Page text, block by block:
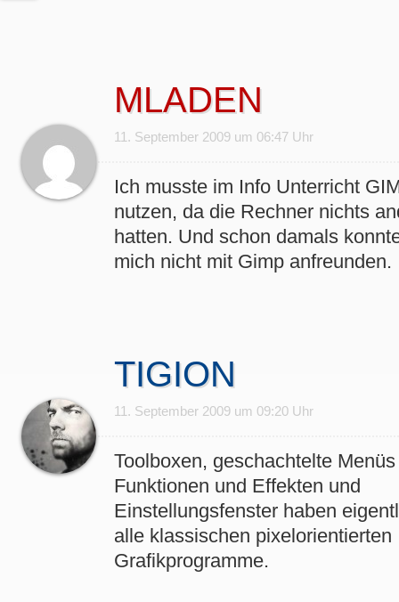
MLADEN
11. September 2009 um 06:47 Uhr
Ich musste im Info Unterricht
nutzen, da die Rechner nichts
hatten. Und schon damals
mich nicht mit Gimp anfreunden.
TIGION
11. September 2009 um 09:20 Uhr
Toolboxen, geschachtelte
Funktionen und Effekten und
Einstellungsfenster haben
alle klassischen pixelorientierten
Grafikprogramme.